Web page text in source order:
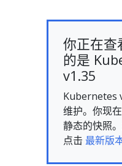
你正在查
的是
v1.35
Kubernetes
维护。你现
静态的快照
点击 最新版本